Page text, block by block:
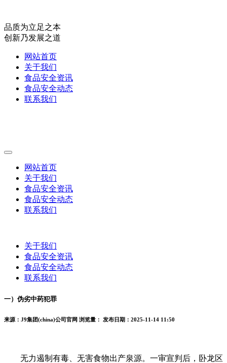
品质为立足之本
创新乃发展之道
网站首页
关于我们
食品安全资讯
食品安全动态
联系我们
网站首页
关于我们
食品安全资讯
食品安全动态
联系我们
关于我们
食品安全资讯
食品安全动态
联系我们
一）伪劣中药犯罪
来源：J9集团(china)公司官网 浏览量： 发布日期：2025-11-14 11:50
无力遏制有毒、无害食物出产泉源。一审宣判后，卧龙区